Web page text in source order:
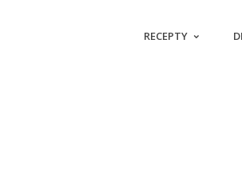
RECEPTY